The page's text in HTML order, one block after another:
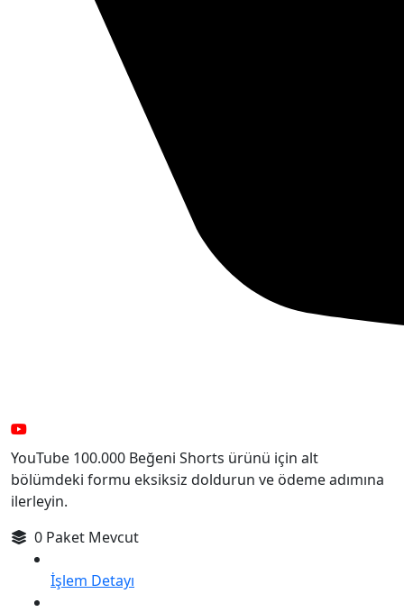
YouTube 100.000 Beğeni Shorts ürünü için alt
bölümdeki formu eksiksiz doldurun ve ödeme adımına
ilerleyin.
0 Paket Mevcut
İşlem Detayı